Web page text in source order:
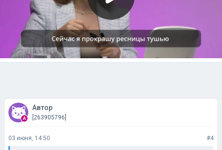
Автор
[263905796]
03 июня, 14:50 #4